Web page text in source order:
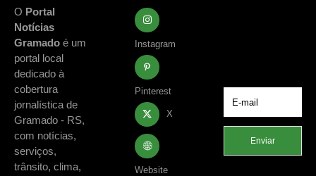
O Portal
Notícias
Gramado é um
portal local
dedicado à
cobertura
jornalística de
Gramado - RS,
com notícias,
serviços,
trânsito, clima,
Instagram
Pinterest
X
Website
Enviar